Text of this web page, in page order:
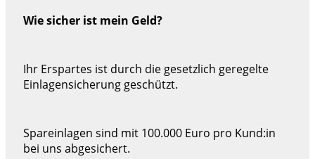
Wie sicher ist mein Geld?
Ihr Erspartes ist durch die gesetzlich geregelte
Einlagensicherung geschützt.
Spareinlagen sind mit 100.000 Euro pro Kund:in
bei uns abgesichert.